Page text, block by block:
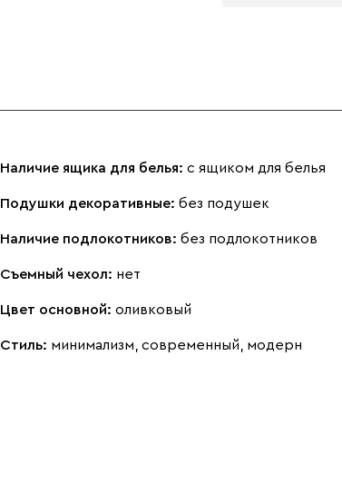
380
Наличие ящика для белья: с ящиком для белья
Подушки декоративные: без подушек
Наличие подлокотников: без подлокотников
Съемный чехол: нет
Цвет основной: оливковый
Стиль: минимализм, современный, модерн